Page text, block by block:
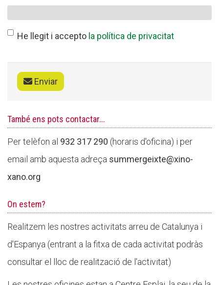
He llegit i accepto la política de privacitat
Enviar
També ens pots contactar...
Per telèfon al 932 317 290 (horaris d'oficina) i per
email amb aquesta adreça summergeixte@xino-
xano.org
On estem?
Realitzem les nostres activitats arreu de Catalunya i
d'Espanya (entrant a la fitxa de cada activitat podràs
consultar el lloc de realització de l'activitat)
ACTUALITAT
Butlletins
Diari de la Fundació
Xarxes socials
COL·LABORA
Fes voluntariat
Fes un donatiu